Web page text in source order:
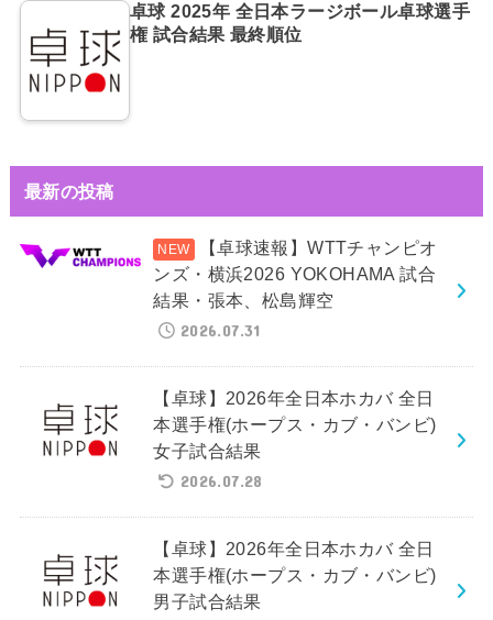
卓球 2025年 全日本ラージボール卓球選手
権 試合結果 最終順位
最新の投稿
【卓球速報】WTTチャンピオ
ンズ・横浜2026 YOKOHAMA 試合
結果・張本、松島輝空
2026.07.31
【卓球】2026年全日本ホカバ 全日
本選手権(ホープス・カブ・バンビ)
女子試合結果
2026.07.28
【卓球】2026年全日本ホカバ 全日
本選手権(ホープス・カブ・バンビ)
男子試合結果